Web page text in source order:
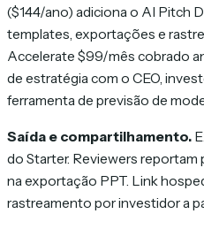
($144/ano) adiciona o AI Pitch
templates, exportações e
Accelerate $99/mês cobrado
de estratégia com o CEO,
ferramenta de previsão de
Saída e compartilhamento.
do Starter. Reviewers
na exportação PPT. Link
rastreamento por investidor a